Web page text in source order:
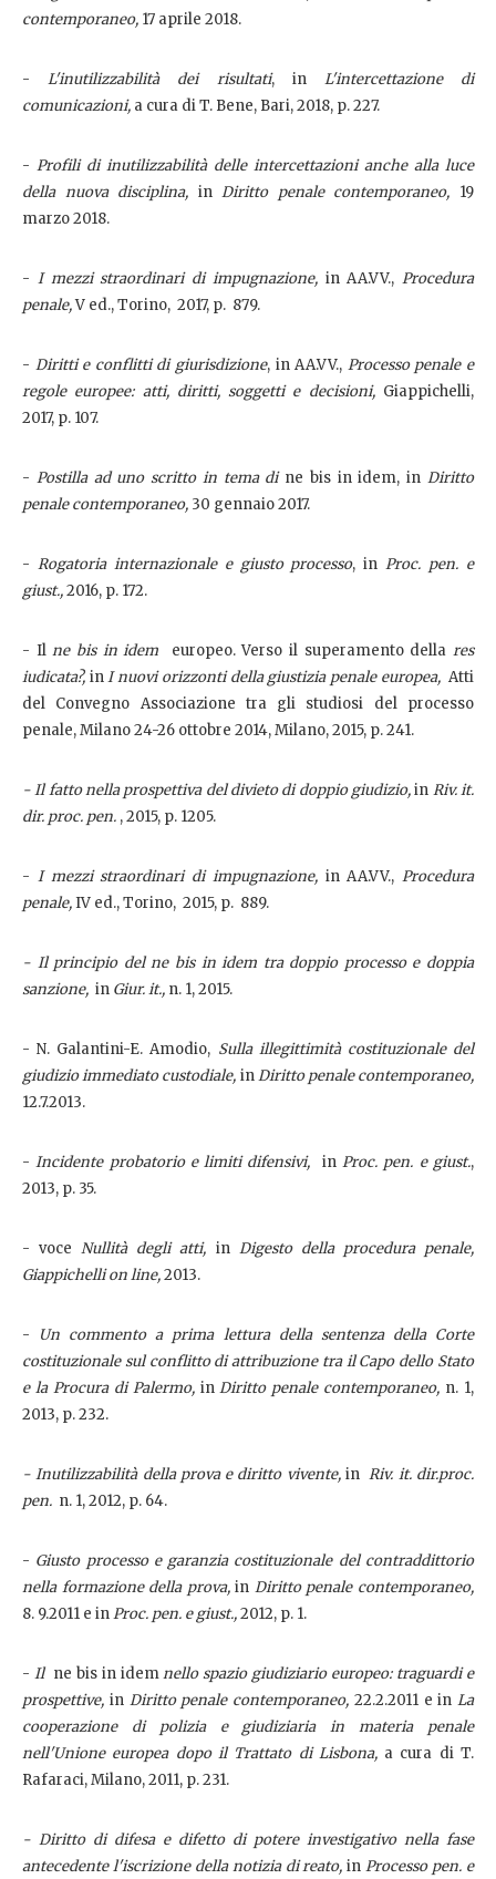
contemporaneo, 17 aprile 2018.
-L'inutilizzabilità dei risultati, in L'intercettazione di
comunicazioni, a cura di T. Bene, Bari, 2018, p. 227.
- Profili di inutilizzabilità delle intercettazioni anche alla luce
della nuova disciplina, inDiritto penale contemporaneo, 19
marzo 2018.
- I mezzi straordinari di impugnazione, in AA.VV., Procedura
penale,V ed., Torino, 2017, p. 879.
- Diritti e conflitti di giurisdizione, in AA.VV., Processo penale e
regole europee: atti, diritti, soggetti e decisioni,Giappichelli,
2017, p. 107.
- Postilla ad uno scritto in tema dine bis in idem, inDiritto
penale contemporaneo, 30 gennaio 2017.
- Rogatoria internazionale e giusto processo, inProc. pen. e
giust.,2016, p. 172.
- Ilne bis in idem europeo. Verso il superamento dellares
iudicata?, inI nuovi orizzonti della giustizia penale europea, Atti
del Convegno Associazione tra gli studiosi del processo
penale, Milano 24-26 ottobre 2014, Milano, 2015, p. 241.
- Il fatto nella prospettiva del divieto di doppio giudizio,in Riv. it.
dir. proc. pen. , 2015, p. 1205.
- I mezzi straordinari di impugnazione, in AA.VV., Procedura
penale,IV ed., Torino, 2015, p. 889.
- Il principio del ne bis in idem tra doppio processo e doppia
sanzione, in Giur. it., n. 1, 2015.
- N. Galantini-E. Amodio, Sulla illegittimità costituzionale del
giudizio immediato custodiale, inDiritto penale contemporaneo,
12.7.2013.
-Incidente probatorio e limiti difensivi, inProc. pen. e giust.,
2013, p. 35.
- voceNullità degli atti, in Digesto della procedura penale,
Giappichelli on line,2013.
-
Un commento a prima lettura della sentenza della Corte
costituzionale sul conflitto di attribuzione tra il Capo dello Stato
e la Procura di Palermo, inDiritto penale contemporaneo, n. 1,
2013, p. 232.
- Inutilizzabilità della prova e diritto vivente, inRiv. it. dir.proc.
pen. n. 1, 2012, p. 64.
- Giusto processo e garanzia costituzionale del contraddittorio
nella formazione della prova,in Diritto penale contemporaneo,
8. 9.2011 e inProc. pen. e giust.,2012, p. 1.
- Il ne bis in idemnello spazio giudiziario europeo: traguardi e
prospettive, in Diritto penale contemporaneo, 22.2.2011 e in La
cooperazione di polizia e giudiziaria in materia penale
nell'Unione europea dopo il Trattato di Lisbona, a cura di T.
Rafaraci, Milano, 2011, p. 231.
- Diritto di difesa e difetto di potere investigativo nella fase
antecedente l'iscrizione della notizia di reato,inProcesso pen. e